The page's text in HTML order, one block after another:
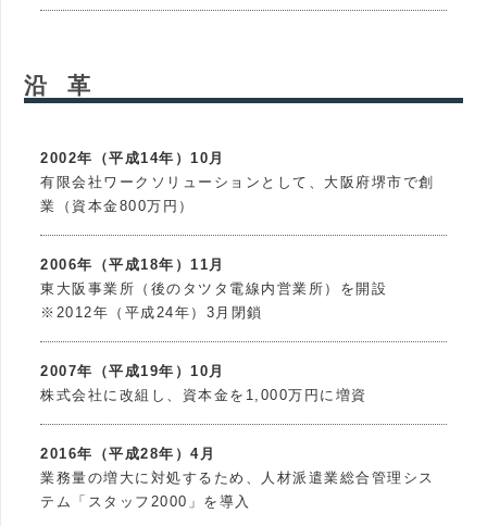
沿 革
2002年（平成14年）10月
有限会社ワークソリューションとして、大阪府堺市で創
業（資本金800万円）
2006年（平成18年）11月
東大阪事業所（後のタツタ電線内営業所）を開設
※2012年（平成24年）3月閉鎖
2007年（平成19年）10月
株式会社に改組し、資本金を1,000万円に増資
2016年（平成28年）4月
業務量の増大に対処するため、人材派遣業総合管理シス
テム「スタッフ2000」を導入